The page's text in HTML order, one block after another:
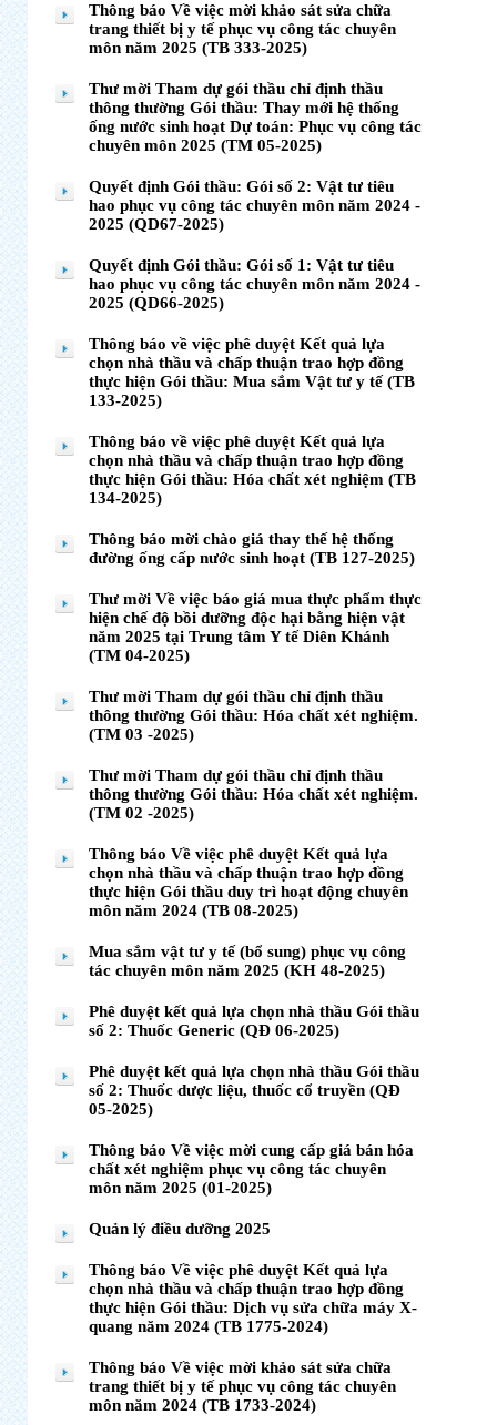
Thông báo Về việc mời khảo sát sửa chữa
trang thiết bị y tế phục vụ công tác chuyên
môn năm 2025 (TB 333-2025)
Thư mời Tham dự gói thầu chỉ định thầu
thông thường Gói thầu: Thay mới hệ thống
ống nước sinh hoạt Dự toán: Phục vụ công tác
chuyên môn 2025 (TM 05-2025)
Quyết định Gói thầu: Gói số 2: Vật tư tiêu
hao phục vụ công tác chuyên môn năm 2024 -
2025 (QD67-2025)
Quyết định Gói thầu: Gói số 1: Vật tư tiêu
hao phục vụ công tác chuyên môn năm 2024 -
2025 (QD66-2025)
Thông báo về việc phê duyệt Kết quả lựa
chọn nhà thầu và chấp thuận trao hợp đồng
thực hiện Gói thầu: Mua sắm Vật tư y tế (TB
133-2025)
Thông báo về việc phê duyệt Kết quả lựa
chọn nhà thầu và chấp thuận trao hợp đồng
thực hiện Gói thầu: Hóa chất xét nghiệm (TB
134-2025)
Thông báo mời chào giá thay thế hệ thống
đường ống cấp nước sinh hoạt (TB 127-2025)
Thư mời Về việc báo giá mua thực phẩm thực
hiện chế độ bồi dưỡng độc hại bằng hiện vật
năm 2025 tại Trung tâm Y tế Diên Khánh
(TM 04-2025)
Thư mời Tham dự gói thầu chỉ định thầu
thông thường Gói thầu: Hóa chất xét nghiệm.
(TM 03 -2025)
Thư mời Tham dự gói thầu chỉ định thầu
thông thường Gói thầu: Hóa chất xét nghiệm.
(TM 02 -2025)
Thông báo Về việc phê duyệt Kết quả lựa
chọn nhà thầu và chấp thuận trao hợp đồng
thực hiện Gói thầu duy trì hoạt động chuyên
môn năm 2024 (TB 08-2025)
Mua sắm vật tư y tế (bổ sung) phục vụ công
tác chuyên môn năm 2025 (KH 48-2025)
Phê duyệt kết quả lựa chọn nhà thầu Gói thầu
số 2: Thuốc Generic (QĐ 06-2025)
Phê duyệt kết quả lựa chọn nhà thầu Gói thầu
số 2: Thuốc dược liệu, thuốc cổ truyền (QĐ
05-2025)
Thông báo Về việc mời cung cấp giá bán hóa
chất xét nghiệm phục vụ công tác chuyên
môn năm 2025 (01-2025)
Quản lý điều dưỡng 2025
Thông báo Về việc phê duyệt Kết quả lựa
chọn nhà thầu và chấp thuận trao hợp đồng
thực hiện Gói thầu: Dịch vụ sửa chữa máy X-
quang năm 2024 (TB 1775-2024)
Thông báo Về việc mời khảo sát sửa chữa
trang thiết bị y tế phục vụ công tác chuyên
môn năm 2024 (TB 1733-2024)